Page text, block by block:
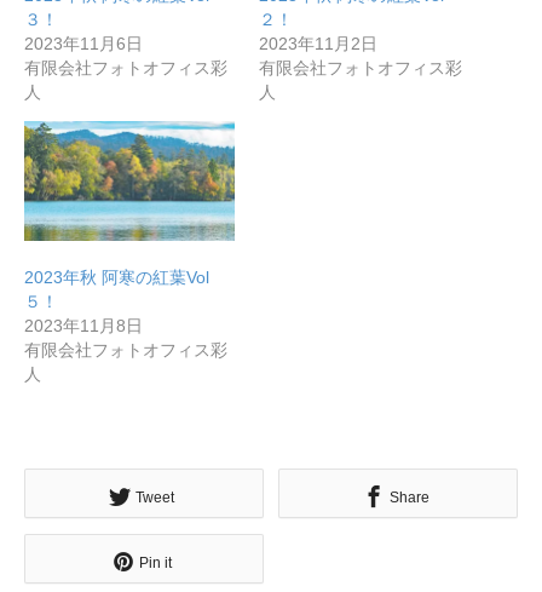
無料で登録したい企業様はこちら
メディア取材受付口はこちら
ンラインアジト】
無料で登録したい企業様はこちら
３！
2023年11月6日
有限会社フォトオフィス彩
人
２！
2023年11月2日
有限会社フォトオフィス彩
人
2023年秋 阿寒の紅葉Vol
５！
2023年11月8日
有限会社フォトオフィス彩
人
Tweet Share
Pin it